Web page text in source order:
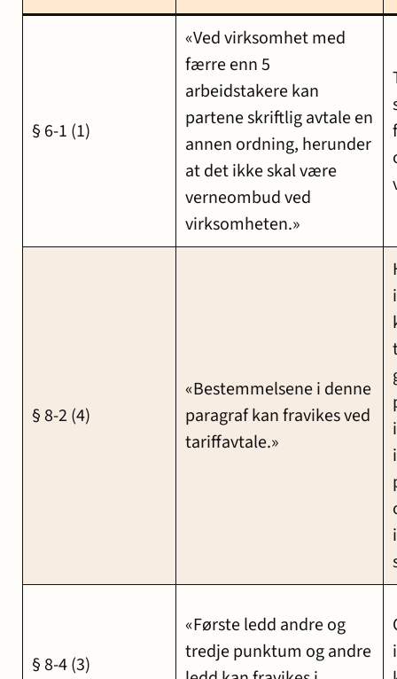
§ 6-1 (1)
«Ved virksomhet med
færre enn 5
arbeidstakere kan
partene skriftlig avtale en
annen ordning, herunder
at det ikke skal være
verneombud ved
virksomheten.»
§ 8-2 (4)
«Bestemmelsene i denne
paragraf kan fravikes ved
tariffavtale.»
§ 8-4 (3)
«Første ledd andre og
tredje punktum og andre